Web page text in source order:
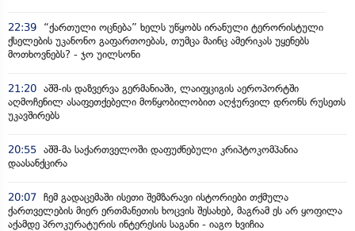
22:39
“ქართული ოცნება” ხელს უწყობს ირანული ტერორისტული
ქსელების უკანონო გაფართოებას, თუმცა მაინც ამერიკას უყენებს
მოთხოვნებს? - ჯო უილსონი
21:20 აშშ-ის დაზვერვა გერმანიაში, ლაიფციგის აეროპორტში
აღმოჩენილ ასაფეთქებელი მოწყობილობით აღჭურვილ დრონს რუსეთს
უკავშირებს
20:55 აშშ-მა საქართველოში დაფუძნებული კრიპტოკომპანია
დაასანქცირა
20:07 ჩემ გადაცემაში ისეთი შემზარავი ისტორიები თქმულა
ქართველების მიერ ერთმანეთის ხოცვის შესახებ, მაგრამ ეს არ ყოფილა
აქამდე პროკურატურის ინტერესის საგანი - იაგო ხვიჩია